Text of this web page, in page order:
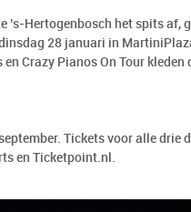
Hertogenbosch het spits af,
28 januari in
Crazy Pianos On Tour kleden
Tickets voor alle drie
en Ticketpoint.nl.